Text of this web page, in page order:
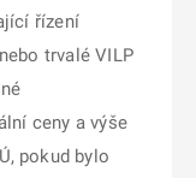
řízení
trvalé VILP
ceny a výše
pokud bylo